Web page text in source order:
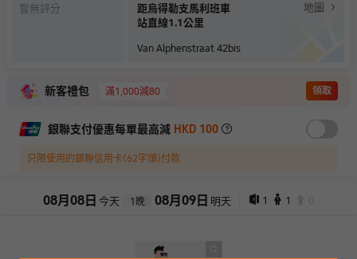
暫無評分
距烏得勒支馬利班車
站直線1.1公里
地圖
Van Alphenstraat 42bis
新客禮包 滿1,000減80 領取
銀聯支付優惠每單最高減 HKD 100
只限使用的銀聯信用卡(62字頭)付款
08月 08 日 今天 1 晚 08月 09 日 明天 1 1